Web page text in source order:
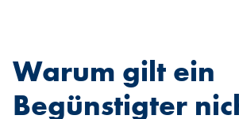
Warum gilt ein
Begünstigter